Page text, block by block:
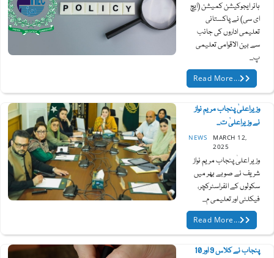
ہائر ایجوکیشن کمیشن (ایچ
ای سی) نے پاکستانی
تعلیمی اداروں کی جانب
سے بین الاقوامی تعلیمی
پ...
Read More...
وزیراعلیٰ پنجاب مریم نواز
نے وزیراعلیٰ ت...
NEWS
MARCH 12,
2025
وزیر اعلیٰ پنجاب مریم نواز
شریف نے صوبے بھر میں
سکولوں کے انفراسٹرکچر،
فیکلٹی اور تعلیمی م...
Read More...
پنجاب نے کلاس 9 اور 10